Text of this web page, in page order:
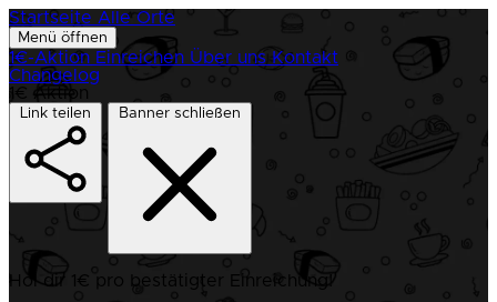
Startseite Alle Orte
Menü öffnen
1€-Aktion Einreichen Über uns Kontakt
Changelog
1€ Aktion
Link teilen Banner schließen
Hol dir 1€ pro bestätigter Einreichung!